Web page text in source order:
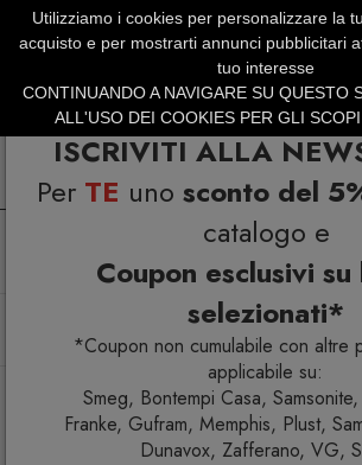
ISCRIVITI ALLA
Per TE uno sconto del
catalogo e
Coupon esclusivi
selezionati*
*Coupon non cumulabile con altre
applicabile su:
Smeg, Bontempi Casa,
Franke, Gufram, Memphis, Plust,
Dunavox, Zafferano, VG,
SERVIZIO CLIENTI
SUMMER SALES | Fino al 31
Arredo interno
Officina Sedia in ferro verniciato
Utilizziamo i cookies per personalizzare la
acquisto e per mostrarti annunci pubblicitari
tuo interesse
CONTINUANDO A NAVIGARE SU QUESTO
ALL'USO DEI COOKIES PER GLI